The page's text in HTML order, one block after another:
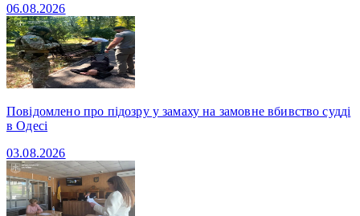
06.08.2026
Повідомлено про підозру у замаху на замовне вбивство судді
в Одесі
03.08.2026